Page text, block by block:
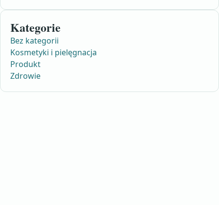
Kategorie
Bez kategorii
Kosmetyki i pielęgnacja
Produkt
Zdrowie